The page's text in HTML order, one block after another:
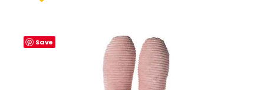
Save